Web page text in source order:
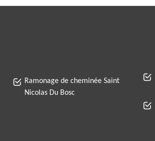
Ramonage de cheminée Saint
Nicolas Du Bosc